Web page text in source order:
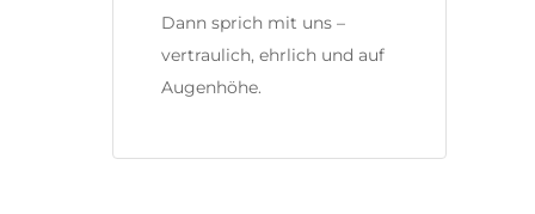
Dann sprich mit uns –
vertraulich, ehrlich und auf
Augenhöhe.